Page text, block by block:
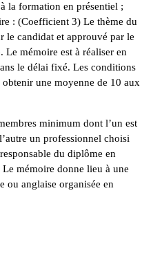
la formation en présentiel ;
: (Coefficient 3) Le thème du
le candidat et approuvé par le
Le mémoire est à réaliser en
le délai fixé. Les conditions
une moyenne de 10 aux
minimum dont l’un est
un professionnel choisi
du diplôme en
mémoire donne lieu à une
ou anglaise organisée en